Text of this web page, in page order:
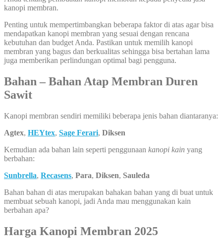
kanopi membran.
Penting untuk mempertimbangkan beberapa faktor di atas agar bisa
mendapatkan kanopi membran yang sesuai dengan rencana
kebutuhan dan budget Anda. Pastikan untuk memilih kanopi
membran yang bagus dan berkualitas sehingga bisa bertahan lama
juga memberikan perlindungan optimal bagi pengguna.
Bahan – Bahan Atap Membran Duren
Sawit
Kanopi membran sendiri memiliki beberapa jenis bahan diantaranya:
Agtex, HEYtex, Sage Ferari, Diksen
Kemudian ada bahan lain seperti penggunaan kanopi kain yang
berbahan:
Sunbrella, Recasens, Para, Diksen, Sauleda
Bahan bahan di atas merupakan bahakan bahan yang di buat untuk
membuat sebuah kanopi, jadi Anda mau menggunakan kain
berbahan apa?
Harga Kanopi Membran 2025